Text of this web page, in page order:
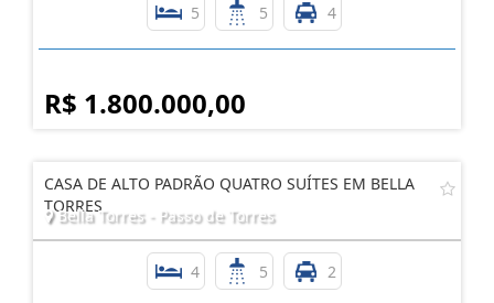
5 5 4
R$ 1.800.000,00
CASA DE ALTO PADRÃO QUATRO SUÍTES EM BELLA
TORRES
Bella Torres - Passo de Torres
4 5 2